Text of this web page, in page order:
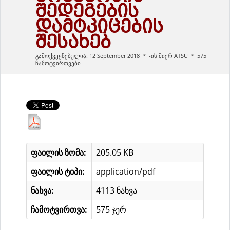
ᲨᲔᲓᲔᲒᲔᲑᲘᲡ
ᲓᲐᲛᲢᲙᲘᲪᲔᲑᲘᲡ
ᲨᲔᲡᲐᲮᲔᲑ
გამოქვეყნებულია: 12 September 2018 -ის მიერ ATSU
575
ჩამოტვირთვები
ფაილის ზომა:
205.05 KB
ფაილის ტიპი:
application/pdf
ნახვა:
4113 ნახვა
ჩამოტვირთვა:
575 ჯერ